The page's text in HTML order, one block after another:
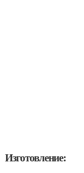
Изготовление: